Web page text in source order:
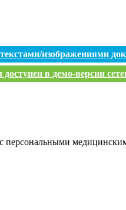
изображениями
в демо-версии